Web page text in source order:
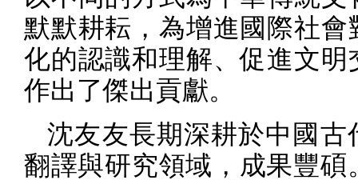
默默耕耘，為增進國際社會
化的認識和理解、促進文明
作出了傑出貢獻。
沈友友長期深耕於中國古
翻譯與研究領域，成果豐碩